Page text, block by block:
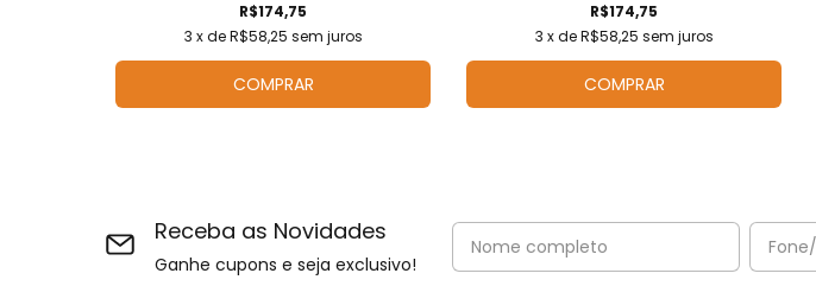
R$174,75
3 x deR$58,25 sem juros
COMPRAR
R$174,75
3 x deR$58,25 sem juros
COMPRAR
Receba as Novidades
Ganhe cupons e seja exclusivo!